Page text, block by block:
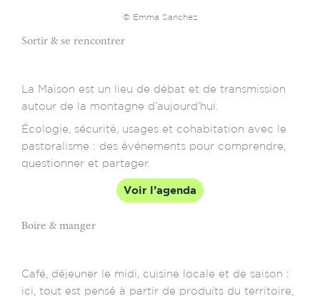
© Emma Sanchez
Sortir & se rencontrer
La Maison est un lieu de débat et de transmission
autour de la montagne d’aujourd’hui.
Écologie, sécurité, usages et cohabitation avec le
pastoralisme : des événements pour comprendre,
questionner et partager.
Voir l’agenda
Boire & manger
Café, déjeuner le midi, cuisine locale et de saison :
ici, tout est pensé à partir de produits du territoire,